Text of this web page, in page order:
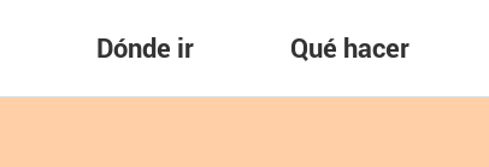
Dónde ir Qué hacer